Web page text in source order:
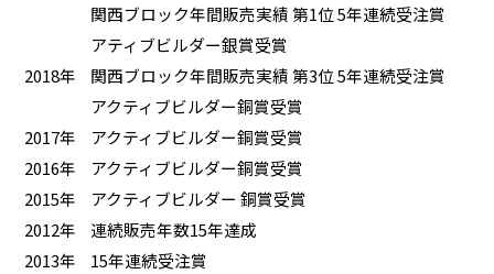
関西ブロック年間販売実績 第1位 5年連続受注賞
アティブビルダー銀賞受賞
2018年
関西ブロック年間販売実績 第3位 5年連続受注賞
アクティブビルダー銅賞受賞
2017年
アクティブビルダー銅賞受賞
2016年
アクティブビルダー銅賞受賞
2015年
アクティブビルダー 銅賞受賞
2012年
連続販売年数15年達成
2013年
15年連続受注賞